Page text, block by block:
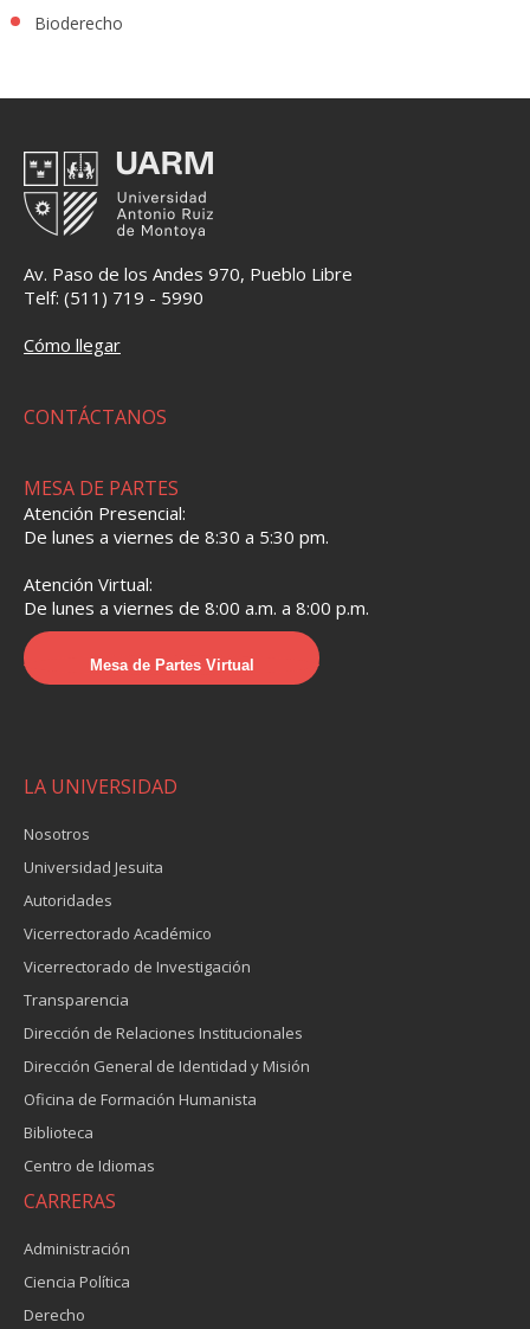
Bioderecho
Av. Paso de los Andes 970, Pueblo Libre
Telf: (511) 719 - 5990
Cómo llegar
CONTÁCTANOS
MESA DE PARTES
Atención Presencial:
De lunes a viernes de 8:30 a 5:30 pm.
Atención Virtual:
De lunes a viernes de 8:00 a.m. a 8:00 p.m.
Mesa de Partes Virtual
LA UNIVERSIDAD
Nosotros
Universidad Jesuita
Autoridades
Vicerrectorado Académico
Vicerrectorado de Investigación
Transparencia
Dirección de Relaciones Institucionales
Dirección General de Identidad y Misión
Oficina de Formación Humanista
Biblioteca
Centro de Idiomas
CARRERAS
Administración
Ciencia Política
Derecho